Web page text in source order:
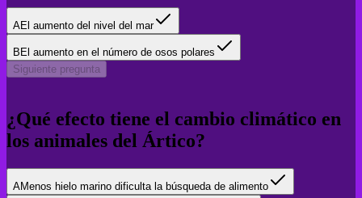
AEl aumento del nivel del mar
B El aumento en el número de osos polares
Siguiente pregunta
¿Qué efecto tiene el cambio climático en
los animales del Ártico?
AMenos hielo marino dificulta la búsqueda de alimento